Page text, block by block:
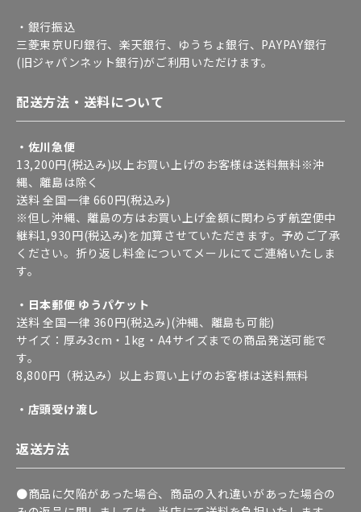
・銀行振込
三菱東京UFJ銀行、楽天銀行、ゆうちょ銀行、PAYPAY銀行
(旧ジャパンネット銀行)がご利用いただけます。
配送方法・送料について
・佐川急便
13,200円(税込み)以上お買い上げのお客様は送料無料※沖
縄、離島は除く
送料 全国一律 660円(税込み)
※但し沖縄、離島の方はお買い上げ金額に関わらず航空便中
継料1,930円(税込み)を加算させていただきます。予めご了承
ください。折り返し料金についてメールにてご連絡いたしま
す。
・日本郵便 ゆうパケット
送料 全国一律 360円(税込み)(沖縄、離島も可能)
サイズ：厚み3cm・1kg・A4サイズまでの商品発送可能で
す。
8,800円（税込み）以上お買い上げのお客様は送料無料
・店頭受け渡し
返送方法
●商品に欠陥があった場合、商品の入れ違いがあった場合の